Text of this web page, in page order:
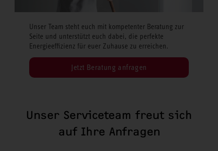
Unser Team steht euch mit kompetenter Beratung zur
Seite und unterstützt euch dabei, die perfekte
Energieeffizienz für euer Zuhause zu erreichen.
Jetzt Beratung anfragen
Unser Serviceteam freut sich
auf Ihre Anfragen